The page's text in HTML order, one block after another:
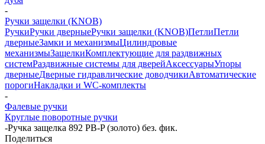
-
Ручки защелки (KNOB)
РучкиРучки дверныеРучки защелки (KNOB)ПетлиПетли
дверныеЗамки и механизмыЦилиндровые
механизмыЗащелкиКомплектующие для раздвижных
системРаздвижные системы для дверейАксессуарыУпоры
дверныеДверные гидравлические доводчикиАвтоматические
порогиНакладки и WC-комплекты
-
Фалевые ручки
Круглые поворотные ручки
-Ручка защелка 892 PB-P (золото) без. фик.
Поделиться